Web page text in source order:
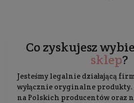
Co zyskujesz
sklep?
Jesteśmy legalnie działającą
wyłącznie oryginalne produkty.
na Polskich producentów oraz